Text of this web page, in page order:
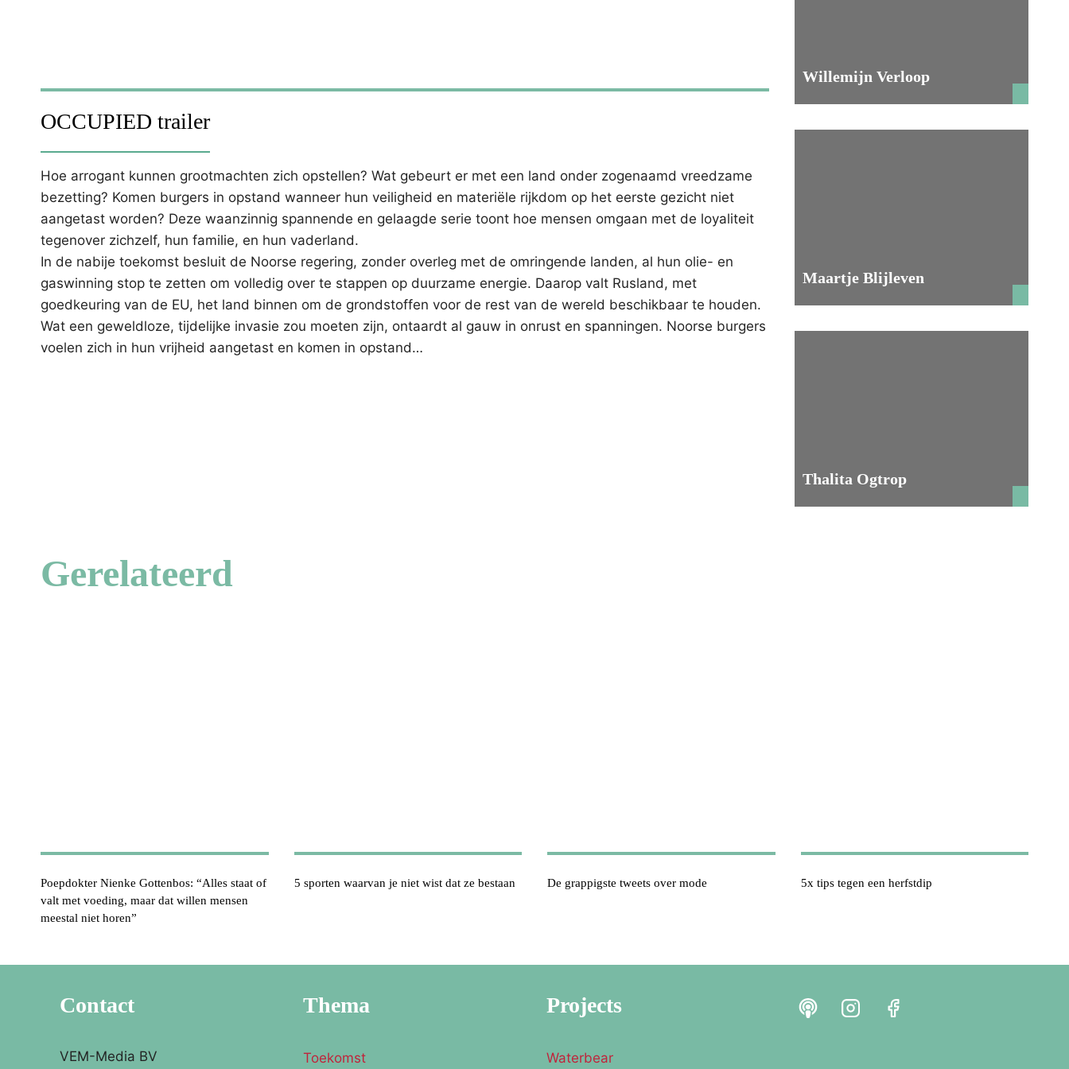
OCCUPIED trailer
Hoe arrogant kunnen grootmachten zich opstellen? Wat gebeurt er met een land onder zogenaamd vreedzame
bezetting? Komen burgers in opstand wanneer hun veiligheid en materiële rijkdom op het eerste gezicht niet
aangetast worden? Deze waanzinnig spannende en gelaagde serie toont hoe mensen omgaan met de loyaliteit
tegenover zichzelf, hun familie, en hun vaderland.
In de nabije toekomst besluit de Noorse regering, zonder overleg met de omringende landen, al hun olie- en
gaswinning stop te zetten om volledig over te stappen op duurzame energie. Daarop valt Rusland, met
goedkeuring van de EU, het land binnen om de grondstoffen voor de rest van de wereld beschikbaar te houden.
Wat een geweldloze, tijdelijke invasie zou moeten zijn, ontaardt al gauw in onrust en spanningen. Noorse burgers
voelen zich in hun vrijheid aangetast en komen in opstand…
Willemijn Verloop
Maartje Blijleven
Thalita Ogtrop
Gerelateerd
Poepdokter Nienke Gottenbos: “Alles staat of
valt met voeding, maar dat willen mensen
meestal niet horen”
5 sporten waarvan je niet wist dat ze bestaan De grappigste tweets over mode 5x tips tegen een herfstdip
Contact
VEM-Media BV
Thema
Toekomst
Projects
Waterbear